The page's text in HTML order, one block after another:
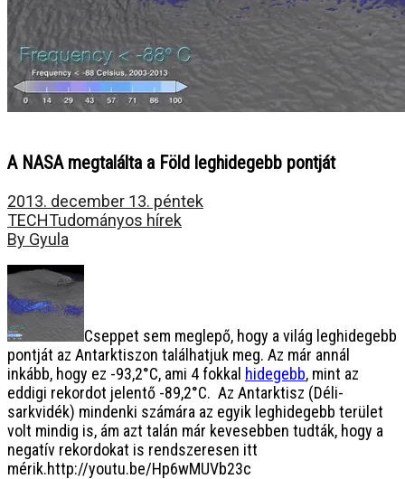
A NASA megtalálta a Föld leghidegebb pontját
2013. december 13. péntek
TECHTudományos hírek
By Gyula
Cseppet sem meglepő, hogy a világ leghidegebb
pontját az Antarktiszon találhatjuk meg. Az már annál
inkább, hogy ez -93,2°C, ami 4 fokkal hidegebb, mint az
eddigi rekordot jelentő -89,2°C. Az Antarktisz (Déli-
sarkvidék) mindenki számára az egyik leghidegebb terület
volt mindig is, ám azt talán már kevesebben tudták, hogy a
negatív rekordokat is rendszeresen itt
mérik.http://youtu.be/Hp6wMUVb23c